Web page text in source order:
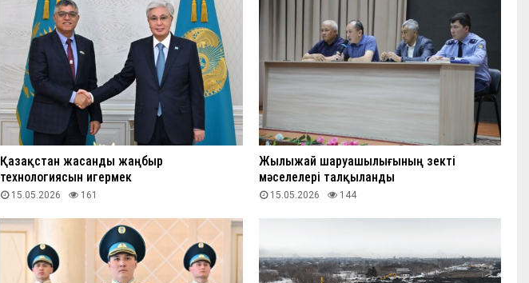
Қазақстан жасанды жаңбыр
технологиясын игермек
15.05.2026 161
Жылыжай шаруашылығының өзекті
мәселелері талқыланды
15.05.2026 144